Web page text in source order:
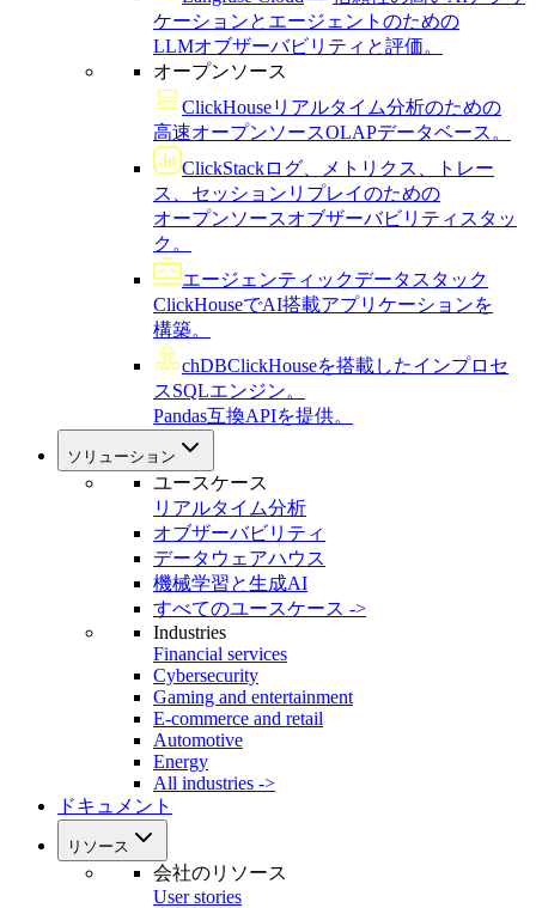
ケーションとエージェントのための
LLMオブザーバビリティと評価。
オープンソース
ClickHouseリアルタイム分析のための
高速オープンソースOLAPデータベース。
ClickStackログ、メトリクス、トレー
ス、セッションリプレイのための
オープンソースオブザーバビリティスタッ
ク。
エージェンティックデータスタック
ClickHouseでAI搭載アプリケーションを
構築。
chDBClickHouseを搭載したインプロセ
スSQLエンジン。
Pandas互換APIを提供。
ソリューション
ユースケース
リアルタイム分析
オブザーバビリティ
データウェアハウス
機械学習と生成AI
すべてのユースケース ->
Industries
Financial services
Cybersecurity
Gaming and entertainment
E-commerce and retail
Automotive
Energy
All industries ->
ドキュメント
リソース
会社のリソース
User stories